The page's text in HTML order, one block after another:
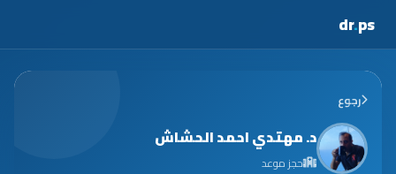
dr.ps
رجوع
د. مهتدي احمد الحشاش
حجز موعد